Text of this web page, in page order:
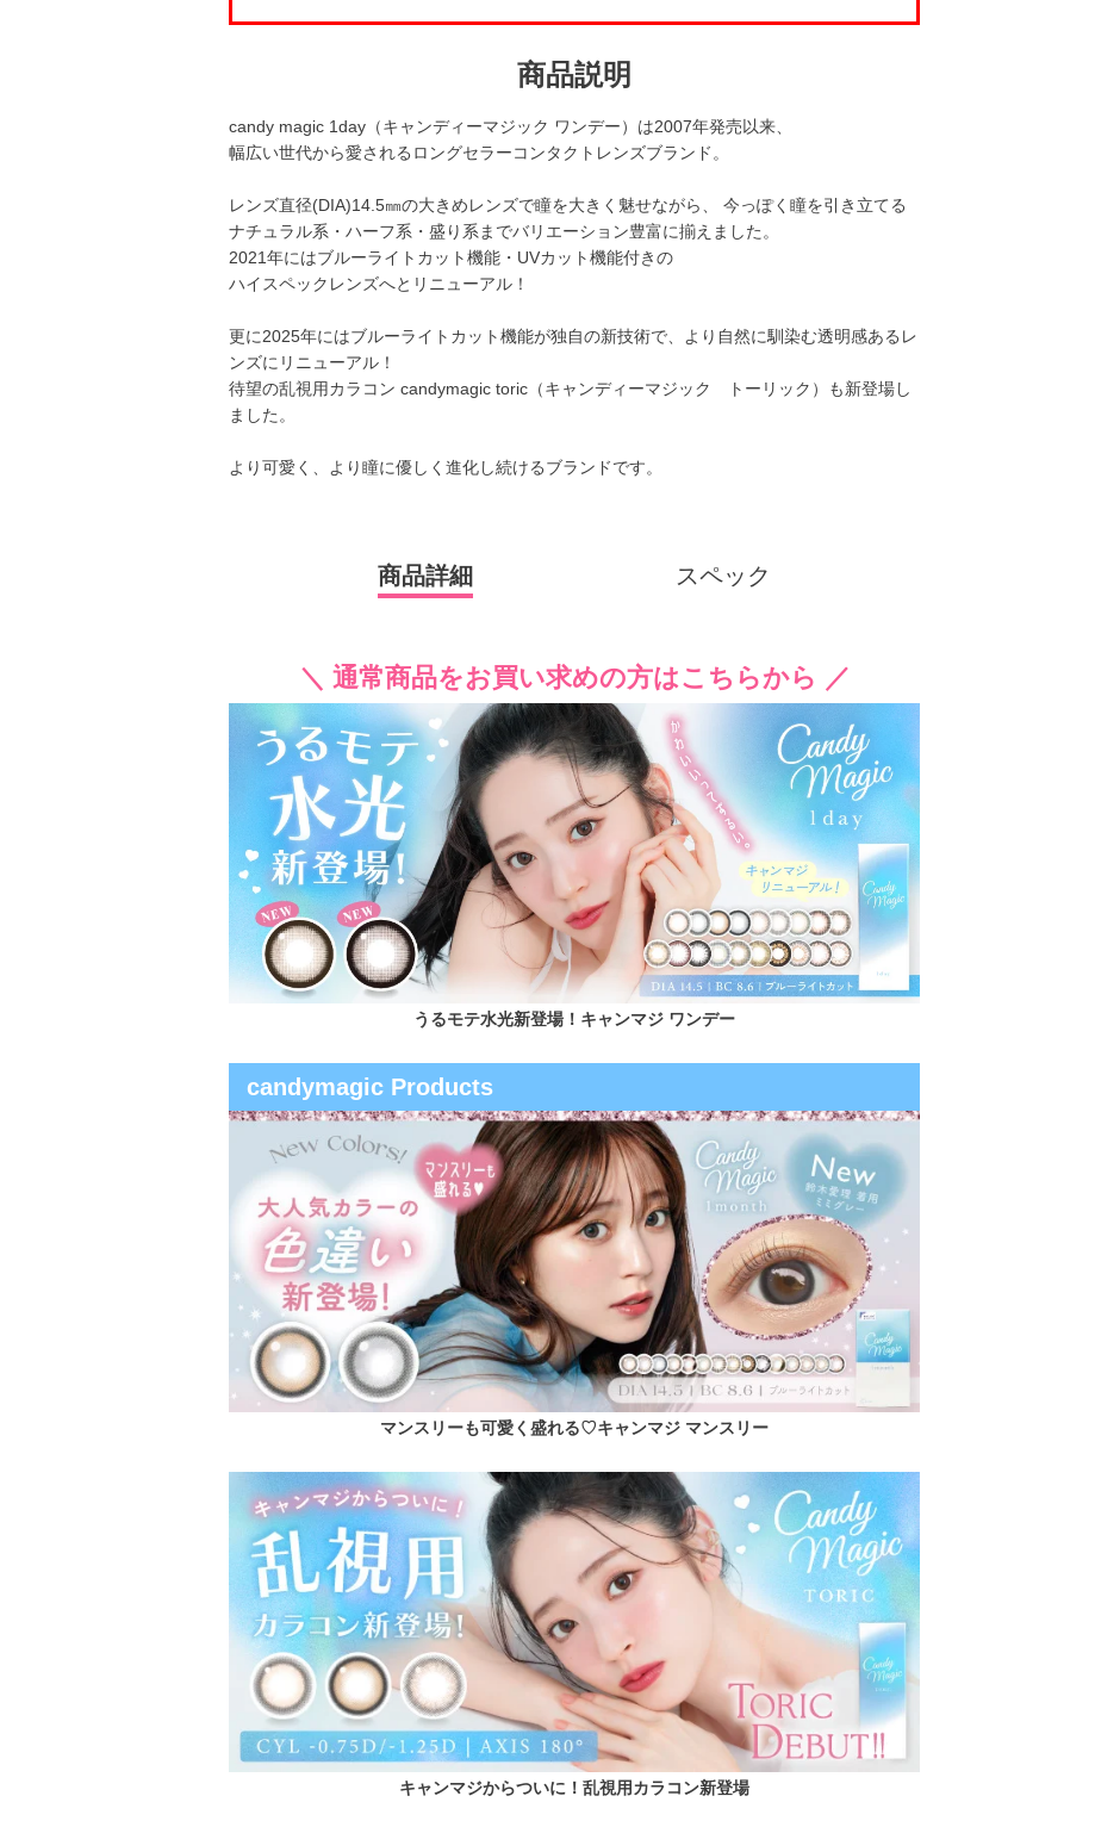
商品説明
candy magic 1day（キャンディーマジック ワンデー）は2007年発売以来、
幅広い世代から愛されるロングセラーコンタクトレンズブランド。
レンズ直径(DIA)14.5㎜の大きめレンズで瞳を大きく魅せながら、 今っぽく瞳を引き立てる
ナチュラル系・ハーフ系・盛り系までバリエーション豊富に揃えました。
2021年にはブルーライトカット機能・UVカット機能付きの
ハイスペックレンズへとリニューアル！
更に2025年にはブルーライトカット機能が独自の新技術で、より自然に馴染む透明感あるレ
ンズにリニューアル！
待望の乱視用カラコン candymagic toric（キャンディーマジック トーリック）も新登場し
ました。
より可愛く、より瞳に優しく進化し続けるブランドです。
商品詳細 スペック
＼ 通常商品をお買い求めの方はこちらから ／
うるモテ水光新登場！キャンマジ ワンデー
candymagic Products
マンスリーも可愛く盛れる♡キャンマジ マンスリー
キャンマジからついに！乱視用カラコン新登場
クーポン詳細